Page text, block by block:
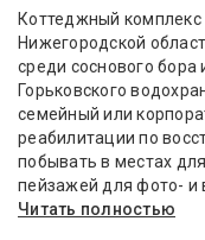
Коттеджный комплекс
Нижегородской
среди соснового бора
Горьковского
семейный или
реабилитации по
побывать в местах
пейзажей для фото- и
Читать полностью